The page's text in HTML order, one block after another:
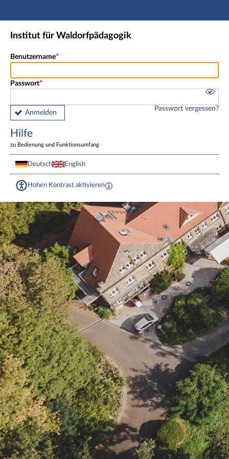
Hauptnavigation
Fußzeile
Institut für Waldorfpädagogik
Benutzername
Passwort
Anmelden
Passwort vergessen?
Hilfe
zu Bedienung und Funktionsumfang
Deutsch English
Hohen Kontrast aktivieren